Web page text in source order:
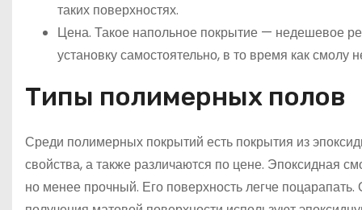
таких поверхностях.
Цена. Такое напольное покрытие — недешевое
установку самостоятельно, в то время как
Типы полимерных полов
Среди полимерных покрытий есть покрытия из
свойства, а также различаются по цене. Эпоксидная
но менее прочный. Его поверхность легче